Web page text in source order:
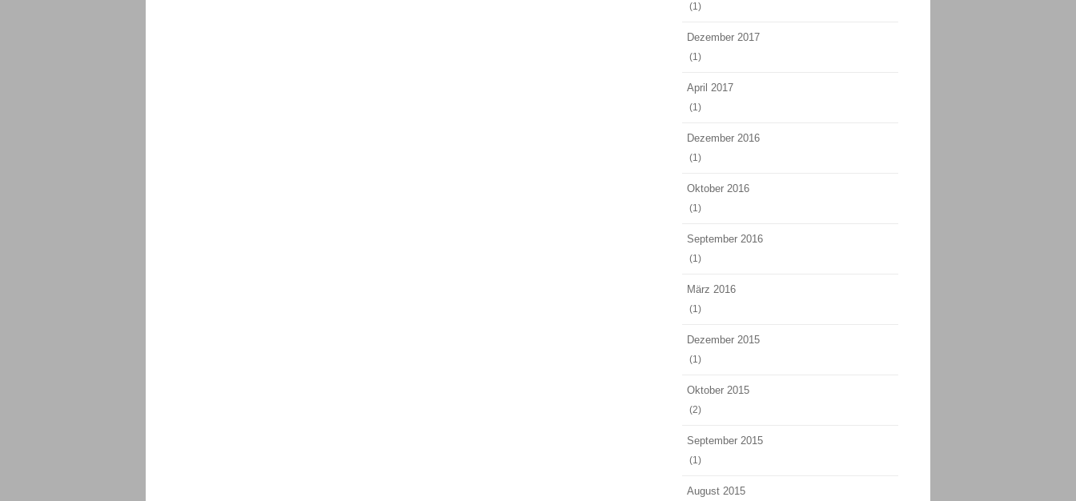
(1)
Dezember 2017
(1)
April 2017
(1)
Dezember 2016
(1)
Oktober 2016
(1)
September 2016
(1)
März 2016
(1)
Dezember 2015
(1)
Oktober 2015
(2)
September 2015
(1)
August 2015